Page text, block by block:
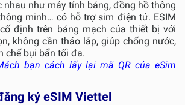
nhau như máy tính bảng, đồng hồ thông
minh… có hỗ trợ sim điện tử. ESIM
định trên bảng mạch của thiết bị với
không cần tháo lắp, giúp chống nước,
chế bụi bẩn tối đa.
bạn cách lấy lại mã QR của eSim
ký eSIM Viettel